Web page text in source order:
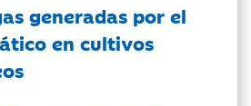
generadas por el
en cultivos